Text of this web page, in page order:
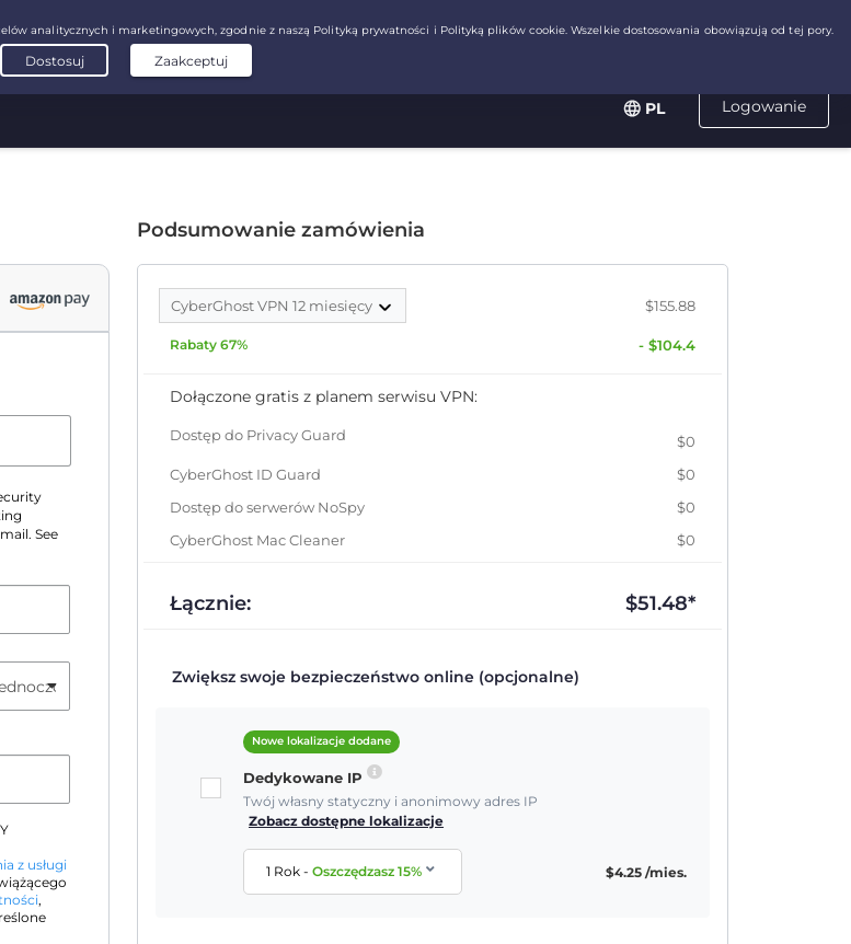
Logowanie
PL
See
z usługi
,
Podsumowanie zamówienia
CyberGhost VPN 12 miesięcy $155.88
Rabaty 67% - $104.4
Dołączone gratis z planem serwisu VPN:
Dostęp do Privacy Guard
$0
CyberGhost ID Guard
$0
Dostęp do serwerów NoSpy
$0
CyberGhost Mac Cleaner
$0
Łącznie: $51.48*
Zwiększ swoje bezpieczeństwo online (opcjonalne)
Nowe lokalizacje dodane
Dedykowane IP
Twój własny statyczny i anonimowy adres IP
Zobacz dostępne lokalizacje
1 Rok-Oszczędzasz15% $4.25 /mies.